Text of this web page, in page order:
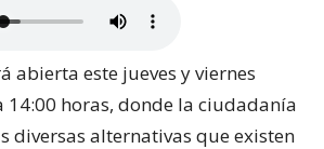
abierta este jueves y viernes
14:00 horas, donde la ciudadanía
diversas alternativas que existen